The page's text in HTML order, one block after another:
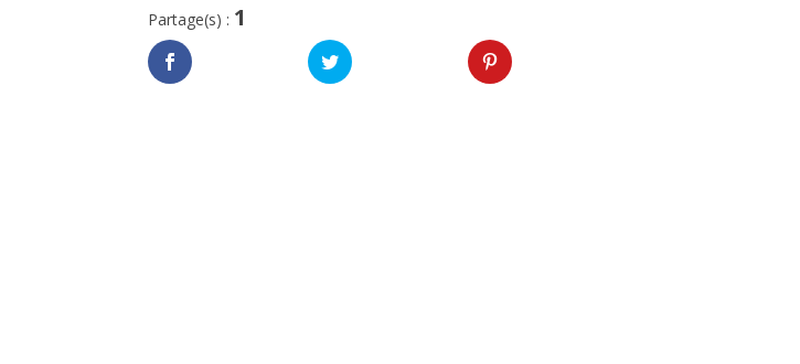
Partage(s) : 1